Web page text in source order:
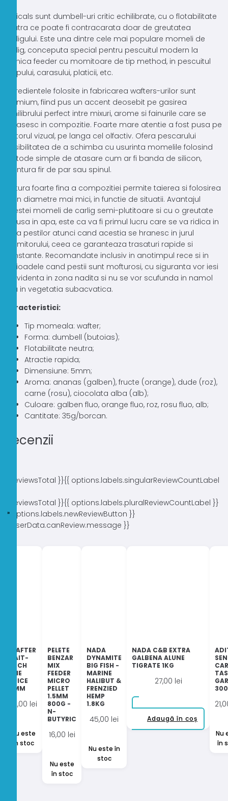
5MM
Criticals sunt dumbell-uri critic echilibrate, cu o flotabilitate
neutra ce poate fi contracarata doar de greutatea
carligului. Este una dintre cele mai populare momeli de
carlig, conceputa special pentru pescuitul modern la
tehnica feeder cu momitoare de tip method, in pescuitul
crapului, carasului, platicii, etc.
Ingredientele folosite in fabricarea wafters-urilor sunt
premium, fiind pus un accent deosebit pe gasirea
echilibrului perfect intre mixuri, arome si fainurile care se
regasesc in compozitie. Foarte mare atentie a fost pusa pe
factorul vizual, pe langa cel olfactiv. Ofera pescarului
posibilitatea de a schimba cu usurinta momelile folosind
metode simple de atasare cum ar fi banda de silicon,
montura fir de par sau spinul.
Textura foarte fina a compozitiei permite taierea si folosirea
lor in diametre mai mici, in functie de situatii. Avantajul
acestei momeli de carlig semi-plutitoare si cu o greutate
redusa in apa, este ca va fi primul lucru care se va ridica in
gura pestilor atunci cand acestia se hranesc in jurul
momitorului, ceea ce garanteaza trasaturi rapide si
constante. Recomandate inclusiv in anotimpul rece si in
perioadele cand pestii sunt mofturosi, cu siguranta vor iesi
in evidenta in zona nadita si nu se vor scufunda in namol
sau in vegetatia subacvatica.
Caracteristici:
Tip momeala: wafter;
Forma: dumbell (butoias);
Flotabilitate neutra;
Atractie rapida;
Dimensiune: 5mm;
Aroma: ananas (galben), fructe (orange), dude (roz),
carne (rosu), ciocolata alba (alb);
Culoare: galben fluo, orange fluo, roz, rosu fluo, alb;
Cantitate: 35g/borcan.
Recenzii
{{ reviewsTotal }}{{ options.labels.singularReviewCountLabel
{{ reviewsTotal }}{{ options.labels.pluralReviewCountLabel }}
{{ options.labels.newReviewButton }}
{{ userData.canReview.message }}
WAFTER
BAIT-
TECH
THE
JUICE
8MM
32,00 lei
Nu este
în stoc
PELETE
BENZAR
MIX
FEEDER
MICRO
PELLET
1.5MM
800G -
N-
BUTYRIC
16,00 lei
Nu este
în stoc
NADA
DYNAMITE
BIG FISH -
MARINE
HALIBUT &
FRENZIED
HEMP
1.8KG
45,00 lei
Nu este în
stoc
NADA C&B EXTRA
GALBENA ALUNE
TIGRATE 1KG
27,00 lei
Adaugă în coș
Nu
în